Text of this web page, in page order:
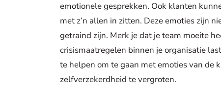
emotionele gesprekken. Ook klanten
met z’n allen in zitten. Deze emoties zijn
getraind zijn. Merk je dat je team moeite
crisismaatregelen binnen je organisatie
te helpen om te gaan met emoties van de
zelfverzekerdheid te vergroten.